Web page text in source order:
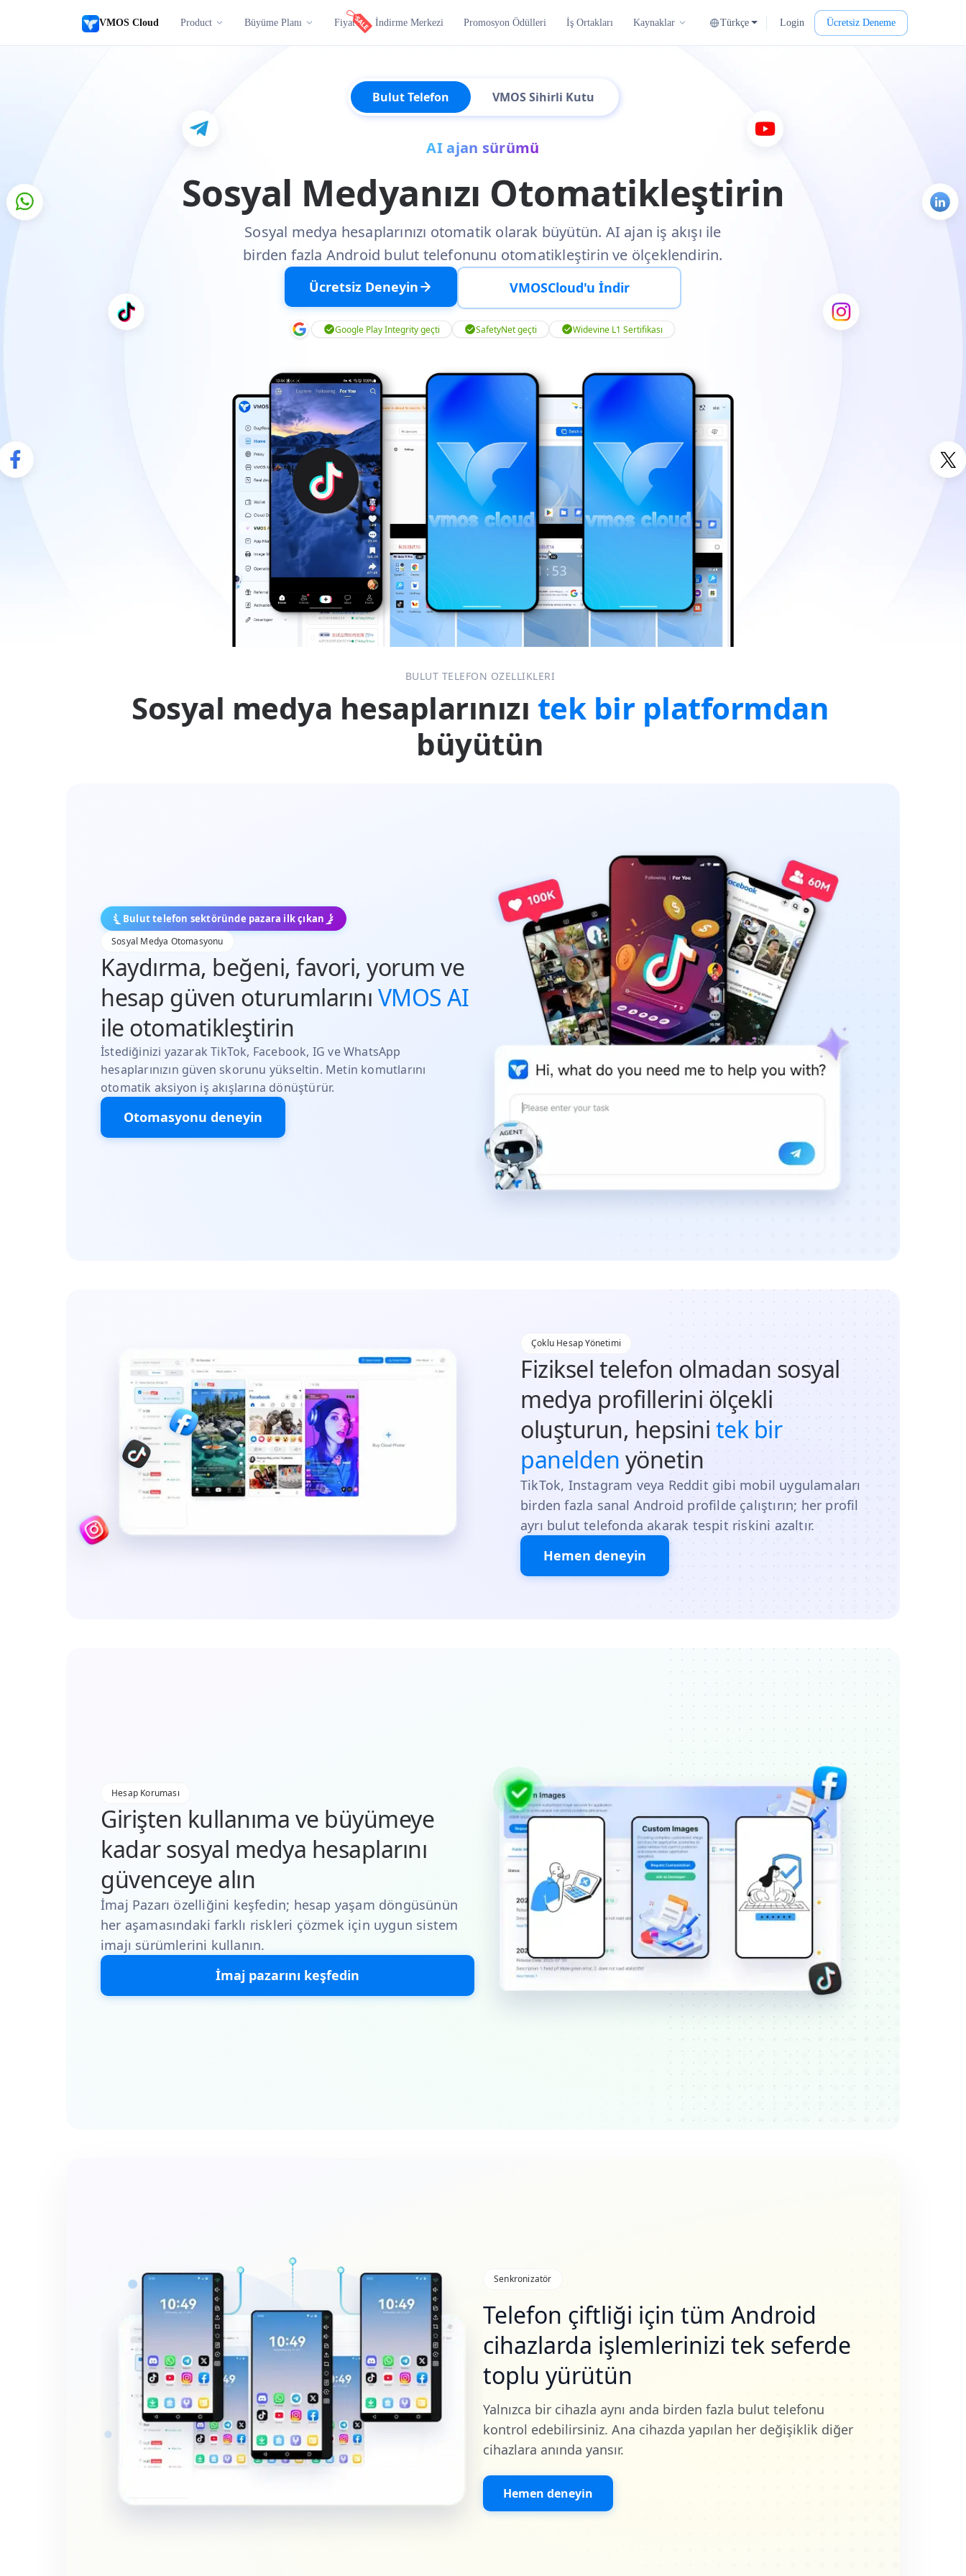
VMOS Cloud Product Büyüme Planı Fiyat İndirme Merkezi Promosyon Ödülleri İş Ortakları Kaynaklar Türkçe Login Ücretsiz Deneme
Bulut Telefon VMOS Sihirli Kutu
AI ajan sürümü
Ücretsiz Deneyin VMOSCloud'u İndir
Sosyal Medyanızı Otomatikleştirin
Sosyal medya hesaplarınızı otomatik olarak büyütün. AI ajan iş akışı ile
birden fazla Android bulut telefonunu otomatikleştirin ve ölçeklendirin.
Google Play Integrity geçti SafetyNet geçti Widevine L1 Sertifikası
BULUT TELEFON ÖZELLİKLERİ
Sosyal medya hesaplarınızı tek bir platformdan
büyütün
Bulut telefon sektöründe pazara ilk çıkan
Sosyal Medya Otomasyonu
Kaydırma, beğeni, favori, yorum ve
hesap güven oturumlarını VMOS AI
ile otomatikleştirin
İstediğinizi yazarak TikTok, Facebook, IG ve WhatsApp
hesaplarınızın güven skorunu yükseltin. Metin komutlarını
otomatik aksiyon iş akışlarına dönüştürür.
Otomasyonu deneyin
Çoklu Hesap Yönetimi
Fiziksel telefon olmadan sosyal
medya profillerini ölçekli
oluşturun, hepsini tek bir
panelden yönetin
TikTok, Instagram veya Reddit gibi mobil uygulamaları
birden fazla sanal Android profilde çalıştırın; her profil
ayrı bulut telefonda akarak tespit riskini azaltır.
Hemen deneyin
Hesap Koruması
Girişten kullanıma ve büyümeye
kadar sosyal medya hesaplarını
güvenceye alın
İmaj Pazarı özelliğini keşfedin; hesap yaşam döngüsünün
her aşamasındaki farklı riskleri çözmek için uygun sistem
imajı sürümlerini kullanın.
İmaj pazarını keşfedin
Senkronizatör
Telefon çiftliği için tüm Android
cihazlarda işlemlerinizi tek seferde
toplu yürütün
Yalnızca bir cihazla aynı anda birden fazla bulut telefonu
kontrol edebilirsiniz. Ana cihazda yapılan her değişiklik diğer
cihazlara anında yansır.
Hemen deneyin